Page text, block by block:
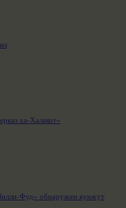
ха-Халакот»
Фуд» обнаружен кунжут